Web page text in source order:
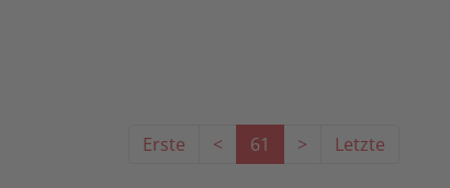
Erste < 61 > Letzte